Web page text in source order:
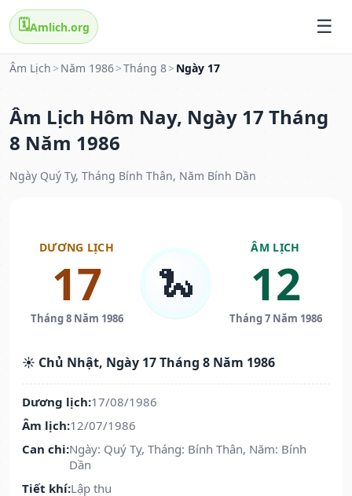
🗓️Amlich.org
Âm Lịch > Năm 1986>Tháng 8> Ngày 17
Âm Lịch Hôm Nay, Ngày 17 Tháng
8 Năm 1986
Ngày Quý Tỵ, Tháng Bính Thân, Năm Bính Dần
DƯƠNG LỊCH
17
Tháng 8 Năm 1986
🐍
ÂM LỊCH
12
Tháng 7 Năm 1986
☀️ Chủ Nhật, Ngày 17 Tháng 8 Năm 1986
Dương lịch:17/08/1986
Âm lịch:12/07/1986
Can chi:Ngày: Quý Tỵ, Tháng: Bính Thân, Năm: Bính
Dần
Tiết khí:Lập thu